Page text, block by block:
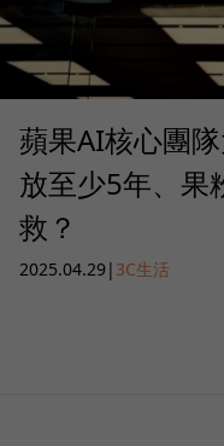
蘋果AI核心團
放至少5年、果
救？
2025.04.29| 3C生活